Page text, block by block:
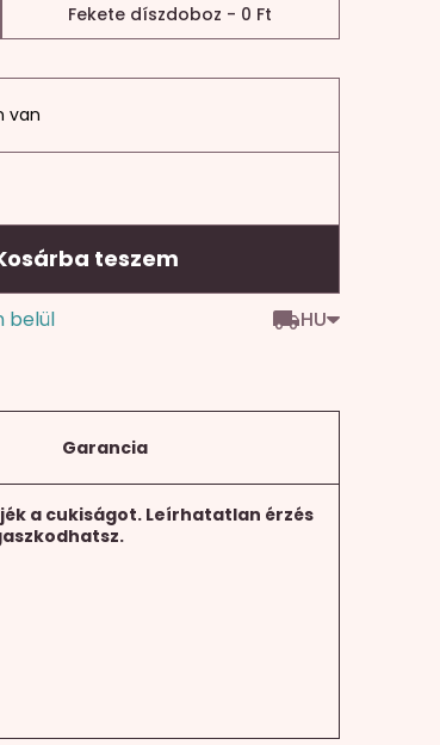
Fekete díszdoboz - 0 Ft
van
teszem
belül HU
Garancia
a cukiságot. Leírhatatlan érzés